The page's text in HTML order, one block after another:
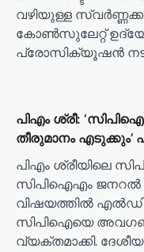
വഴിയുള്ള
കോൺസുലേറ്റ്
പ്രോസിക്യൂഷൻ
പിഎം ശ്രീ:
തീരുമാനം
പിഎം ശ്രീയിലെ
സിപിഐഎം ജനറൽ
വിഷയത്തിൽ
സിപിഐയെ
വ്യക്തമാക്കി.